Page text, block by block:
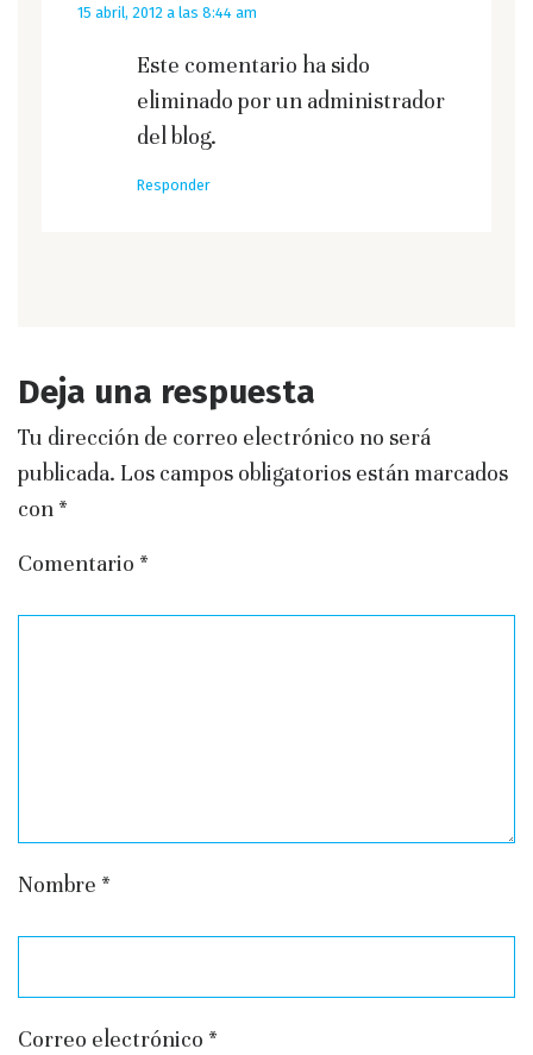
15 abril, 2012 a las 8:44 am
Este comentario ha sido
eliminado por un administrador
del blog.
Responder
Deja una respuesta
Tu dirección de correo electrónico no será
publicada. Los campos obligatorios están marcados
con *
Comentario *
Nombre *
Correo electrónico *